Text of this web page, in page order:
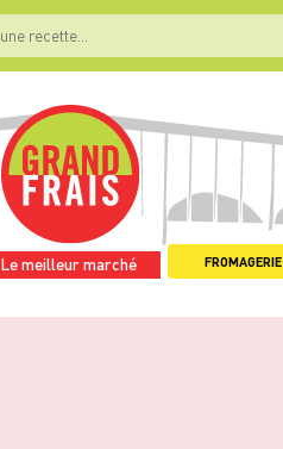
Le meilleur marché FROMAGERIE